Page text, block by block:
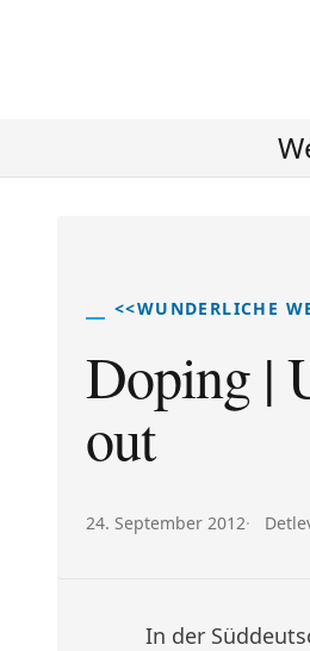
<<WUNDERLICHE
Doping |
out
Veröffentlicht am:
24. September 2012
In der